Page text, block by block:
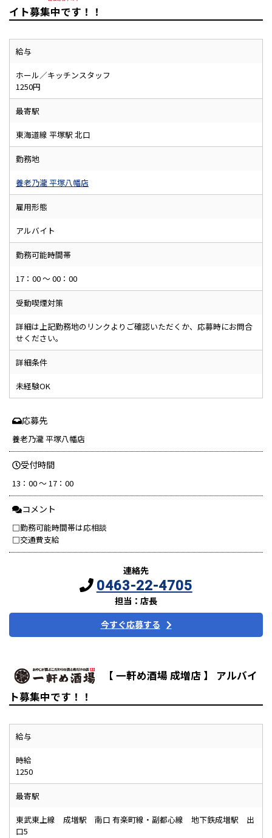
イト募集中です！！
給与
ホール／キッチンスタッフ
1250円
最寄駅
東海道線 平塚駅 北口
勤務地
養老乃瀧 平塚八幡店
雇用形態
アルバイト
勤務可能時間帯
17：00 ～ 00：00
受動喫煙対策
詳細は上記勤務地のリンクよりご確認いただくか、応募時にお問合
せください。
詳細条件
未経験OK
応募先
養老乃瀧 平塚八幡店
受付時間
13：00 ～ 17：00
コメント
□勤務可能時間帯は応相談
□交通費支給
連絡先
0463-22-4705
担当：店長
今すぐ応募する
【 一軒め酒場 成増店 】 アルバイ
ト募集中です！！
給与
時給
1250
最寄駅
東武東上線 成増駅 南口 有楽町線・副都心線 地下鉄成増駅 出
口5